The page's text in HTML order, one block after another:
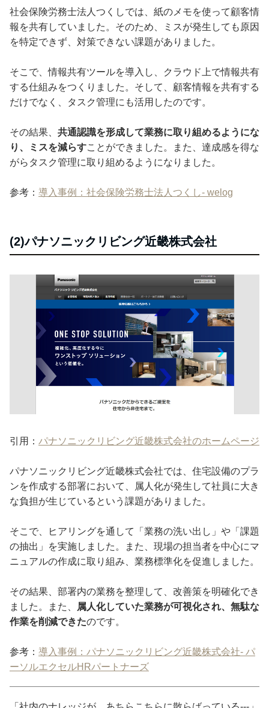
社会保険労務士法人つくしでは、紙のメモを使って顧客情
報を共有していました。そのため、ミスが発生しても原因
を特定できず、対策できない課題がありました。
そこで、情報共有ツールを導入し、クラウド上で情報共有
する仕組みをつくりました。そして、顧客情報を共有する
だけでなく、タスク管理にも活用したのです。
その結果、 共通認識を形成して業務に取り組めるようにな
り、ミスを減らすことができました。また、達成感を得な
がらタスク管理に取り組めるようになりました。
参考： 導入事例：社会保険労務士法人つくし- welog
(2)パナソニックリビング近畿株式会社
引用： パナソニックリビング近畿株式会社のホームページ
パナソニックリビング近畿株式会社では、住宅設備のプラ
ンを作成する部署において、属人化が発生して社員に大き
な負担が生じているという課題がありました。
そこで、ヒアリングを通して「業務の洗い出し」や「課題
の抽出」を実施しました。また、現場の担当者を中心にマ
ニュアルの作成に取り組み、業務標準化を促進しました。
その結果、部署内の業務を整理して、改善策を明確化でき
ました。また、
属人化していた業務が可視化され、無駄な
作業を削減できたのです。
参考： 導入事例：パナソニックリビング近畿株式会社- パ
ーソルエクセルHRパートナーズ